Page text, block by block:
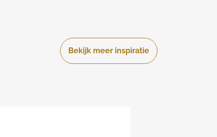
Bekijk meer inspiratie